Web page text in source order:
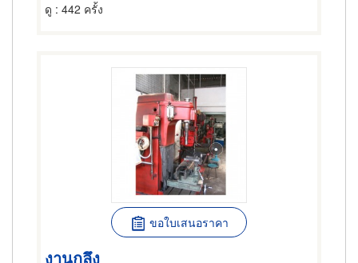
ดู : 442 ครั้ง
ขอใบเสนอราคา
งานกลึง